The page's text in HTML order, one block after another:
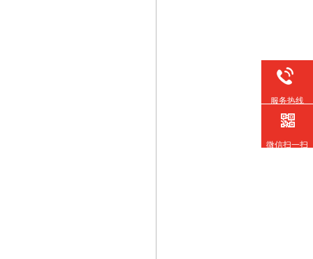
服务热线
微信扫一扫